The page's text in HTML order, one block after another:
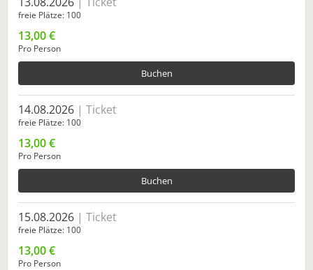
freie Plätze 100
13,00 €
Pro Person
Buchen
14.08.2026 Ticket
freie Plätze 100
13,00 €
Pro Person
Buchen
15.08.2026 Ticket
freie Plätze 100
13,00 €
Pro Person